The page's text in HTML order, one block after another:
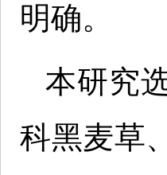
明确。
本研究
科黑麦草